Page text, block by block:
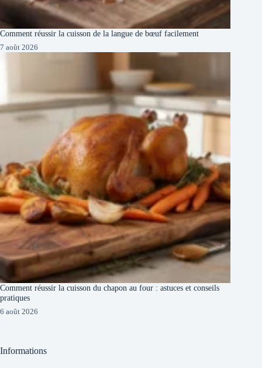
Comment réussir la cuisson de la langue de bœuf facilement
7 août 2026
Comment réussir la cuisson du chapon au four : astuces et conseils
pratiques
6 août 2026
Informations